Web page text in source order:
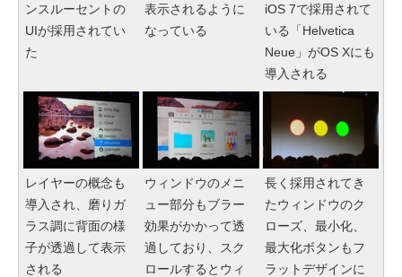
ンスルーセントの
UIが採用されてい
た
表示されるように
なっている
iOS 7で採用されて
いる「Helvetica
Neue」がOS Xにも
導入される
レイヤーの概念も
導入され、磨りガ
ラス調に背面の様
子が透過して表示
される
ウィンドウのメニ
ュー部分もブラー
効果がかかって透
過しており、スク
ロールするとウィ
長く採用されてき
たウィンドウのク
ローズ、最小化、
最大化ボタンもフ
ラットデザインに